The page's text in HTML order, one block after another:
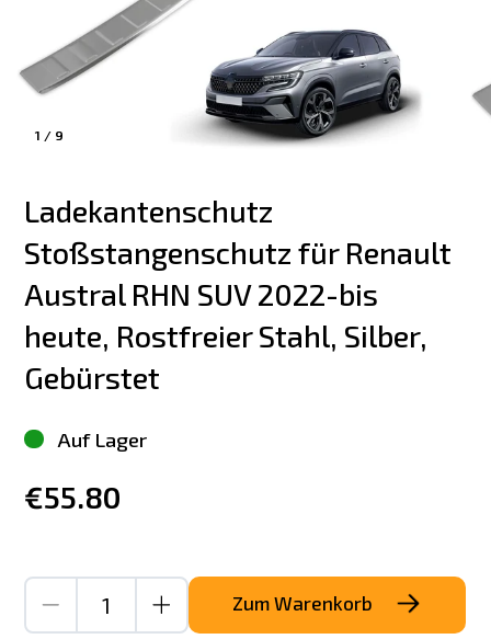
1 / 9
Ladekantenschutz
Stoßstangenschutz für Renault
Austral RHN SUV 2022-bis
heute, Rostfreier Stahl, Silber,
Gebürstet
Auf Lager
€55.80
Zum Warenkorb